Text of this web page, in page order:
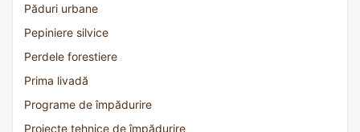
Păduri urbane
Pepiniere silvice
Perdele forestiere
Prima livadă
Programe de împădurire
Proiecte tehnice de împădurire